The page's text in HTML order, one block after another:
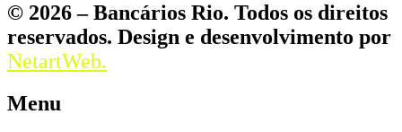
© 2026 – Bancários Rio. Todos os direitos
reservados. Design e desenvolvimento por
NetartWeb.
Menu